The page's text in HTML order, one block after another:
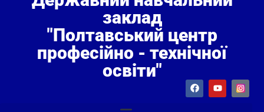
заклад
"Полтавський центр
професійно - технічної
освіти"